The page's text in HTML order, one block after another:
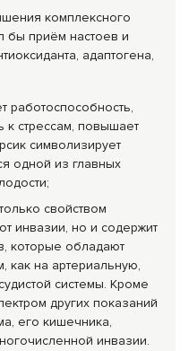
комплексного
бы приём настоев и
адаптогена,
работоспособность,
к стрессам, повышает
символизирует
одной из главных
свойством
инвазии, но и содержит
которые обладают
как на артериальную,
системы. Кроме
других показаний
его кишечника,
инвазии.